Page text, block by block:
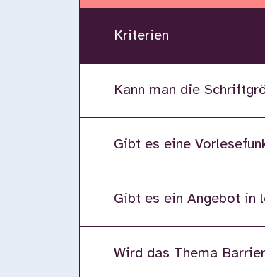
Kriterien
Kann man die
Gibt es eine
Gibt es ein Angebot in
Wird das Thema